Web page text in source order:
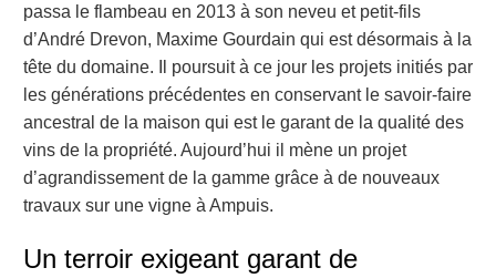
passa le flambeau en 2013 à son neveu et petit-fils
d’André Drevon, Maxime Gourdain qui est désormais à la
tête du domaine. Il poursuit à ce jour les projets initiés par
les générations précédentes en conservant le savoir-faire
ancestral de la maison qui est le garant de la qualité des
vins de la propriété. Aujourd’hui il mène un projet
d’agrandissement de la gamme grâce à de nouveaux
travaux sur une vigne à Ampuis.
Un terroir exigeant garant de